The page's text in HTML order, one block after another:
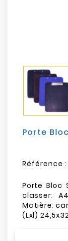
Sécurité
Mobilités
Porte
Référence :
Porte Bloc
classer:
Matière:
(Lxl)